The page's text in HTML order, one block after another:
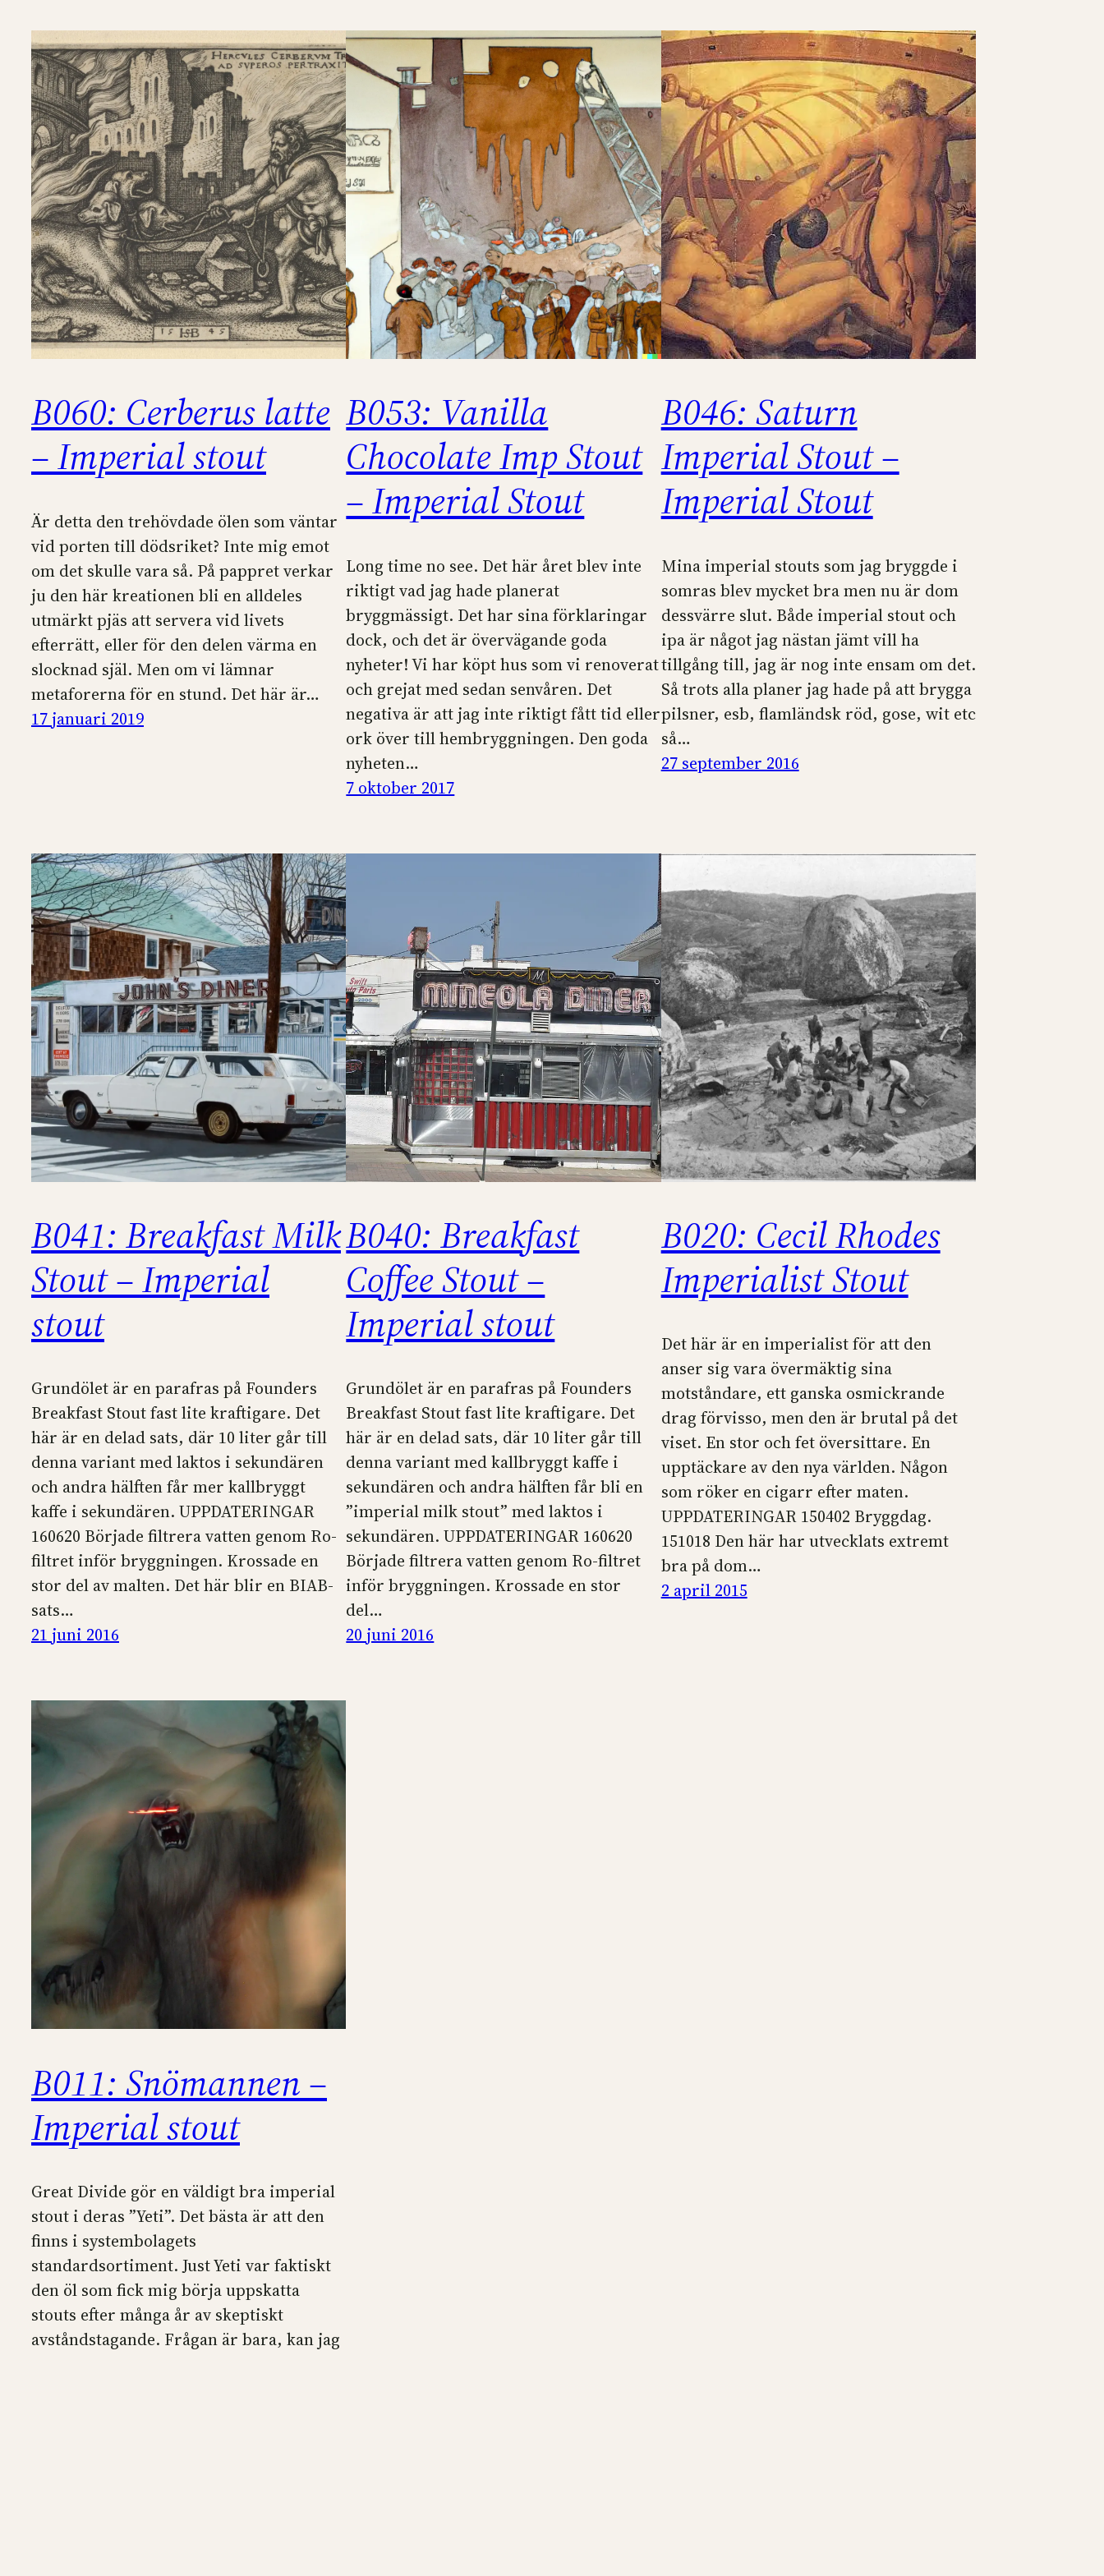
B060: Cerberus latte
– Imperial stout
Är detta den trehövdade ölen som väntar
vid porten till dödsriket? Inte mig emot
om det skulle vara så. På pappret verkar
ju den här kreationen bli en alldeles
utmärkt pjäs att servera vid livets
efterrätt, eller för den delen värma en
slocknad själ. Men om vi lämnar
metaforerna för en stund. Det här är…
17 januari 2019
B053: Vanilla
Chocolate Imp Stout
– Imperial Stout
Long time no see. Det här året blev inte
riktigt vad jag hade planerat
bryggmässigt. Det har sina förklaringar
dock, och det är övervägande goda
nyheter! Vi har köpt hus som vi renoverat
och grejat med sedan senvåren. Det
negativa är att jag inte riktigt fått tid eller
ork över till hembryggningen. Den goda
nyheten…
7 oktober 2017
B046: Saturn
Imperial Stout –
Imperial Stout
Mina imperial stouts som jag bryggde i
somras blev mycket bra men nu är dom
dessvärre slut. Både imperial stout och
ipa är något jag nästan jämt vill ha
tillgång till, jag är nog inte ensam om det.
Så trots alla planer jag hade på att brygga
pilsner, esb, flamländsk röd, gose, wit etc
så…
27 september 2016
B041: Breakfast Milk
Stout – Imperial
stout
Grundölet är en parafras på Founders
Breakfast Stout fast lite kraftigare. Det
här är en delad sats, där 10 liter går till
denna variant med laktos i sekundären
och andra hälften får mer kallbryggt
kaffe i sekundären. UPPDATERINGAR
160620 Började filtrera vatten genom Ro-
filtret inför bryggningen. Krossade en
stor del av malten. Det här blir en BIAB-
sats…
21 juni 2016
B040: Breakfast
Coffee Stout –
Imperial stout
Grundölet är en parafras på Founders
Breakfast Stout fast lite kraftigare. Det
här är en delad sats, där 10 liter går till
denna variant med kallbryggt kaffe i
sekundären och andra hälften får bli en
”imperial milk stout” med laktos i
sekundären. UPPDATERINGAR 160620
Började filtrera vatten genom Ro-filtret
inför bryggningen. Krossade en stor
del…
20 juni 2016
B020: Cecil Rhodes
Imperialist Stout
Det här är en imperialist för att den
anser sig vara övermäktig sina
motståndare, ett ganska osmickrande
drag förvisso, men den är brutal på det
viset. En stor och fet översittare. En
upptäckare av den nya världen. Någon
som röker en cigarr efter maten.
UPPDATERINGAR 150402 Bryggdag.
151018 Den här har utvecklats extremt
bra på dom…
2 april 2015
B011: Snömannen –
Imperial stout
Great Divide gör en väldigt bra imperial
stout i deras ”Yeti”. Det bästa är att den
finns i systembolagets
standardsortiment. Just Yeti var faktiskt
den öl som fick mig börja uppskatta
stouts efter många år av skeptiskt
avståndstagande. Frågan är bara, kan jag